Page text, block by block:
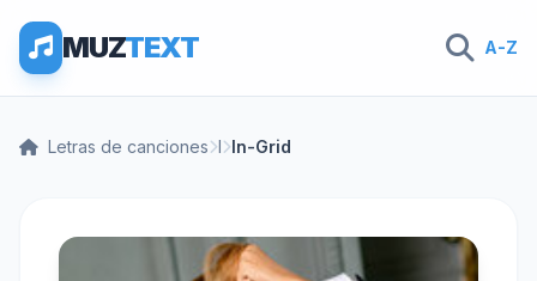
MUZTEXT A-Z
Letras de canciones I In-Grid